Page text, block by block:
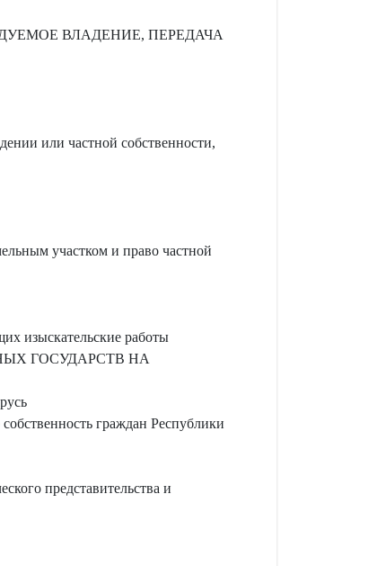
ВЛАДЕНИЕ, ПЕРЕДАЧА
или частной собственности,
участком и право частной
изыскательские работы
ГОСУДАРСТВ НА
граждан Республики
представительства и